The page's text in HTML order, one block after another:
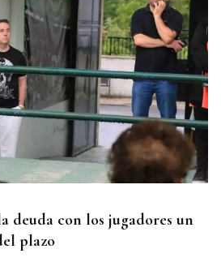
deuda con los jugadores un
plazo